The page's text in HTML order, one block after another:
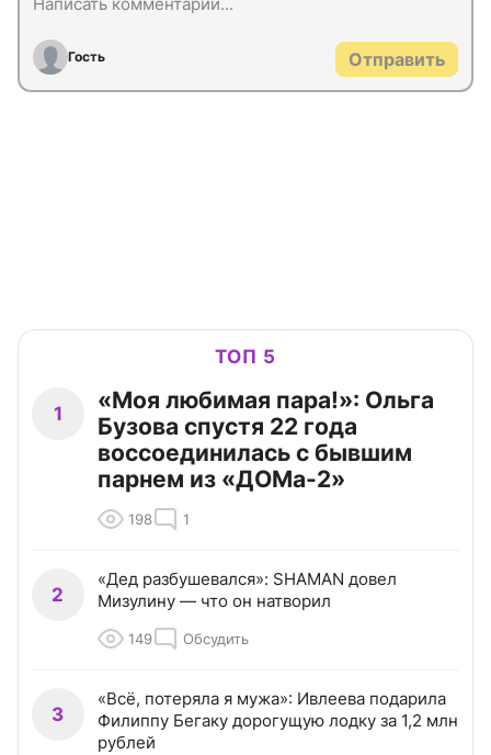
Гость Отправить
ТОП 5
1
«Моя любимая пара!»: Ольга
Бузова спустя 22 года
воссоединилась с бывшим
парнем из «ДОМа-2»
198 1
2
«Дед разбушевался»: SHAMAN довел
Мизулину — что он натворил
149 Обсудить
3
«Всё, потеряла я мужа»: Ивлеева подарила
Филиппу Бегаку дорогущую лодку за 1,2 млн
рублей